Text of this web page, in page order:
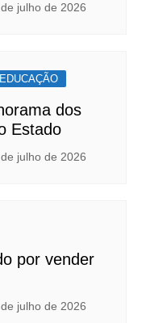
julho de 2026
dos
Estado
julho de 2026
por vender
julho de 2026